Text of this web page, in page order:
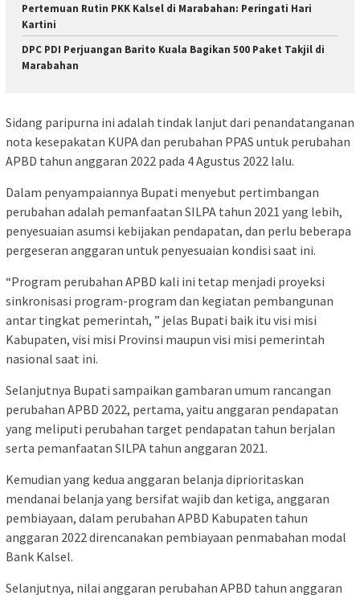
Pertemuan Rutin PKK Kalsel di Marabahan: Peringati Hari
Kartini
DPC PDI Perjuangan Barito Kuala Bagikan 500 Paket Takjil di
Marabahan
Sidang paripurna ini adalah tindak lanjut dari penandatanganan
nota kesepakatan KUPA dan perubahan PPAS untuk perubahan
APBD tahun anggaran 2022 pada 4 Agustus 2022 lalu.
Dalam penyampaiannya Bupati menyebut pertimbangan
perubahan adalah pemanfaatan SILPA tahun 2021 yang lebih,
penyesuaian asumsi kebijakan pendapatan, dan perlu beberapa
pergeseran anggaran untuk penyesuaian kondisi saat ini.
“Program perubahan APBD kali ini tetap menjadi proyeksi
sinkronisasi program-program dan kegiatan pembangunan
antar tingkat pemerintah, ” jelas Bupati baik itu visi misi
Kabupaten, visi misi Provinsi maupun visi misi pemerintah
nasional saat ini.
Selanjutnya Bupati sampaikan gambaran umum rancangan
perubahan APBD 2022, pertama, yaitu anggaran pendapatan
yang meliputi perubahan target pendapatan tahun berjalan
serta pemanfaatan SILPA tahun anggaran 2021.
Kemudian yang kedua anggaran belanja diprioritaskan
mendanai belanja yang bersifat wajib dan ketiga, anggaran
pembiayaan, dalam perubahan APBD Kabupaten tahun
anggaran 2022 direncanakan pembiayaan penmabahan modal
Bank Kalsel.
Selanjutnya, nilai anggaran perubahan APBD tahun anggaran